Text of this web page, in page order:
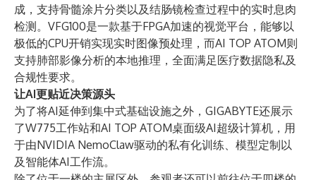
成，支持骨髓涂片分类以及结肠镜检查过程中的实时息肉
检测。VFG100是一款基于FPGA加速的视觉平台，能够以
极低的CPU开销实现实时图像预处理，而AI TOP ATOM则
支持肺部影像分析的本地推理，全面满足医疗数据隐私及
合规性要求。
让AI更贴近决策源头
为了将AI延伸到集中式基础设施之外，GIGABYTE还展示
了W775工作站和AI TOP ATOM桌面级AI超级计算机，用
于由NVIDIA NemoClaw驱动的私有化训练、模型定制以
及智能体AI工作流。